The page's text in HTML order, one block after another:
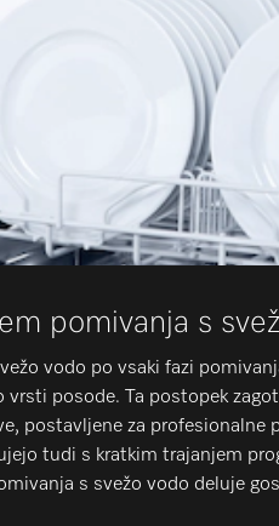
pomivanja s
vodo po vsaki fazi
posode. Ta postopek
postavljene za
tudi s kratkim trajanjem
s svežo vodo deluje